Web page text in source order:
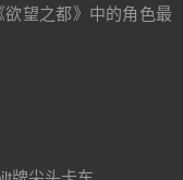
望之都》中的角色最